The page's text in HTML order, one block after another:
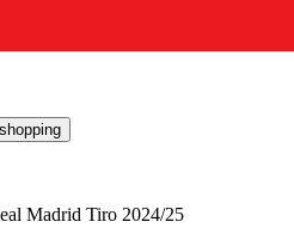
Madrid Tiro 2024/25